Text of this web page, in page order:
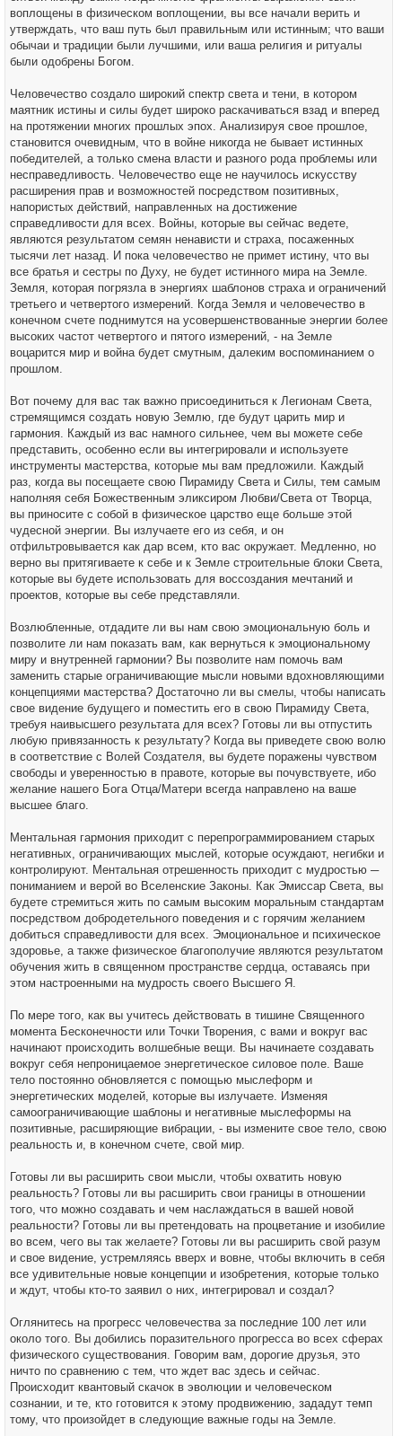
воплощены в физическом воплощении, вы все начали верить и
утверждать, что ваш путь был правильным или истинным; что ваши
обычаи и традиции были лучшими, или ваша религия и ритуалы
были одобрены Богом.
Человечество создало широкий спектр света и тени, в котором
маятник истины и силы будет широко раскачиваться взад и вперед
на протяжении многих прошлых эпох. Анализируя свое прошлое,
становится очевидным, что в войне никогда не бывает истинных
победителей, а только смена власти и разного рода проблемы или
несправедливость. Человечество еще не научилось искусству
расширения прав и возможностей посредством позитивных,
напористых действий, направленных на достижение
справедливости для всех. Войны, которые вы сейчас ведете,
являются результатом семян ненависти и страха, посаженных
тысячи лет назад. И пока человечество не примет истину, что вы
все братья и сестры по Духу, не будет истинного мира на Земле.
Земля, которая погрязла в энергиях шаблонов страха и ограничений
третьего и четвертого измерений. Когда Земля и человечество в
конечном счете поднимутся на усовершенствованные энергии более
высоких частот четвертого и пятого измерений, - на Земле
воцарится мир и война будет смутным, далеким воспоминанием о
прошлом.
Вот почему для вас так важно присоединиться к Легионам Света,
стремящимся создать новую Землю, где будут царить мир и
гармония. Каждый из вас намного сильнее, чем вы можете себе
представить, особенно если вы интегрировали и используете
инструменты мастерства, которые мы вам предложили. Каждый
раз, когда вы посещаете свою Пирамиду Света и Силы, тем самым
наполняя себя Божественным эликсиром Любви/Света от Творца,
вы приносите с собой в физическое царство еще больше этой
чудесной энергии. Вы излучаете его из себя, и он
отфильтровывается как дар всем, кто вас окружает. Медленно, но
верно вы притягиваете к себе и к Земле строительные блоки Света,
которые вы будете использовать для воссоздания мечтаний и
проектов, которые вы себе представляли.
Возлюбленные, отдадите ли вы нам свою эмоциональную боль и
позволите ли нам показать вам, как вернуться к эмоциональному
миру и внутренней гармонии? Вы позволите нам помочь вам
заменить старые ограничивающие мысли новыми вдохновляющими
концепциями мастерства? Достаточно ли вы смелы, чтобы написать
свое видение будущего и поместить его в свою Пирамиду Света,
требуя наивысшего результата для всех? Готовы ли вы отпустить
любую привязанность к результату? Когда вы приведете свою волю
в соответствие с Волей Создателя, вы будете поражены чувством
свободы и уверенностью в правоте, которые вы почувствуете, ибо
желание нашего Бога Отца/Матери всегда направлено на ваше
высшее благо.
Ментальная гармония приходит с перепрограммированием старых
негативных, ограничивающих мыслей, которые осуждают, негибки и
контролируют. Ментальная отрешенность приходит с мудростью ─
пониманием и верой во Вселенские Законы. Как Эмиссар Света, вы
будете стремиться жить по самым высоким моральным стандартам
посредством добродетельного поведения и с горячим желанием
добиться справедливости для всех. Эмоциональное и психическое
здоровье, а также физическое благополучие являются результатом
обучения жить в священном пространстве сердца, оставаясь при
этом настроенными на мудрость своего Высшего Я.
По мере того, как вы учитесь действовать в тишине Священного
момента Бесконечности или Точки Творения, с вами и вокруг вас
начинают происходить волшебные вещи. Вы начинаете создавать
вокруг себя непроницаемое энергетическое силовое поле. Ваше
тело постоянно обновляется с помощью мыслеформ и
энергетических моделей, которые вы излучаете. Изменяя
самоограничивающие шаблоны и негативные мыслеформы на
позитивные, расширяющие вибрации, - вы измените свое тело, свою
реальность и, в конечном счете, свой мир.
Готовы ли вы расширить свои мысли, чтобы охватить новую
реальность? Готовы ли вы расширить свои границы в отношении
того, что можно создавать и чем наслаждаться в вашей новой
реальности? Готовы ли вы претендовать на процветание и изобилие
во всем, чего вы так желаете? Готовы ли вы расширить свой разум
и свое видение, устремляясь вверх и вовне, чтобы включить в себя
все удивительные новые концепции и изобретения, которые только
и ждут, чтобы кто-то заявил о них, интегрировал и создал?
Оглянитесь на прогресс человечества за последние 100 лет или
около того. Вы добились поразительного прогресса во всех сферах
физического существования. Говорим вам, дорогие друзья, это
ничто по сравнению с тем, что ждет вас здесь и сейчас.
Происходит квантовый скачок в эволюции и человеческом
сознании, и те, кто готовится к этому продвижению, зададут темп
тому, что произойдет в следующие важные годы на Земле.